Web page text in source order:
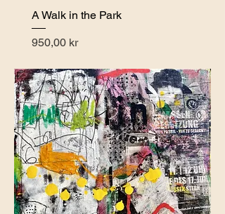
A Walk in the Park
Pris
950,00 kr